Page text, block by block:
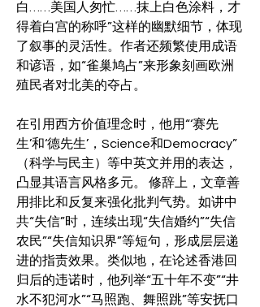
白……美国人匆忙……抹上白色涂料，才
得着白宫的称呼”这样的幽默细节，体现
了叙事的灵活性。作者还频繁使用成语
和谚语，如“雀巢鸠占”来形象刻画欧洲
殖民者对北美的夺占。
在引用西方价值理念时，他用“‘赛先
生’和‘德先生’，Science和Democracy”
（科学与民主）等中英文并用的表达，
凸显其语言风格多元。 修辞上，文章善
用排比和反复来强化批判气势。如讲中
共“失信”时，连续出现“失信婚约”“失信
农民”“失信知识界”等短句，形成层层递
进的指责效果。类似地，在论述香港回
归后的违诺时，他列举“五十年不变”“井
水不犯河水”“马照跑、舞照跳”等安抚口